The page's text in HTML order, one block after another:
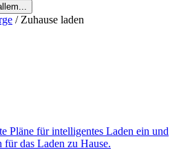
/ Zuhause laden
Pläne für intelligentes Laden ein und
das Laden zu Hause.